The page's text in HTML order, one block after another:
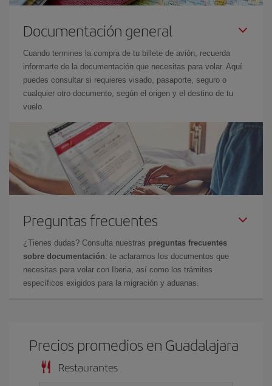
Documentación general
Cuando termines la compra de tu billete de avión, recuerda
informarte de la documentación que necesitas para volar. Aquí
puedes consultar si requieres visado, pasaporte, seguro o
cualquier otro documento, según el origen y el destino de tu
vuelo.
Preguntas frecuentes
¿Tienes dudas? Consulta nuestras preguntas frecuentes
sobre documentación: te aclaramos los documentos que
necesitas para volar con Iberia, así como los trámites
específicos exigidos para la migración y aduanas.
Precios promedios en Guadalajara
Restaurantes